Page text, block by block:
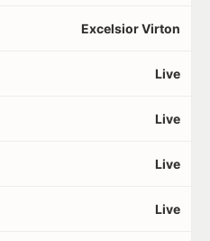
Excelsior Virton
Live
Live
Live
Live